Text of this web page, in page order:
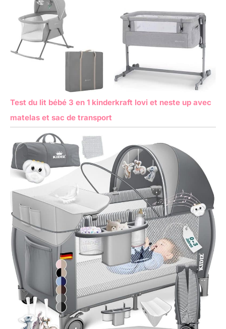
Test du lit bébé 3 en 1 kinderkraft lovi et neste up avec
matelas et sac de transport